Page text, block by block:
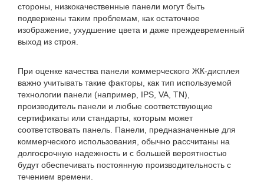
стороны, низкокачественные панели могут быть
подвержены таким проблемам, как остаточное
изображение, ухудшение цвета и даже преждевременный
выход из строя.
При оценке качества панели коммерческого ЖК-дисплея
важно учитывать такие факторы, как тип используемой
технологии панели (например, IPS, VA, TN),
производитель панели и любые соответствующие
сертификаты или стандарты, которым может
соответствовать панель. Панели, предназначенные для
коммерческого использования, обычно рассчитаны на
долгосрочную надежность и с большей вероятностью
будут обеспечивать постоянную производительность с
течением времени.